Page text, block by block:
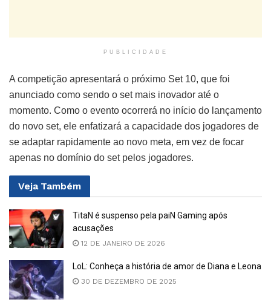
PUBLICIDADE
A competição apresentará o próximo Set 10, que foi
anunciado como sendo o set mais inovador até o
momento. Como o evento ocorrerá no início do lançamento
do novo set, ele enfatizará a capacidade dos jogadores de
se adaptar rapidamente ao novo meta, em vez de focar
apenas no domínio do set pelos jogadores.
Veja Também
TitaN é suspenso pela paiN Gaming após
acusações
12 DE JANEIRO DE 2026
LoL: Conheça a história de amor de Diana e Leona
30 DE DEZEMBRO DE 2025